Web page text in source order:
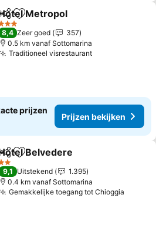
Toevoegen aan favorieten
Metropol
Sterren
8,4 Zeer goed
357
0.5 km vanaf Sottomarina
Traditioneel visrestaurant
prijzen
Prijzen bekijken
Toevoegen aan favorieten
Belvedere
Sterren
9,1 Uitstekend
1.395
0.4 km vanaf Sottomarina
Gemakkelijke toegang tot Chioggia